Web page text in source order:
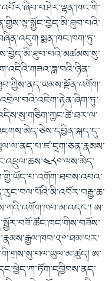
སྨན་ཁང་ཁག་ཏུ་
ཨ་
ཨ་